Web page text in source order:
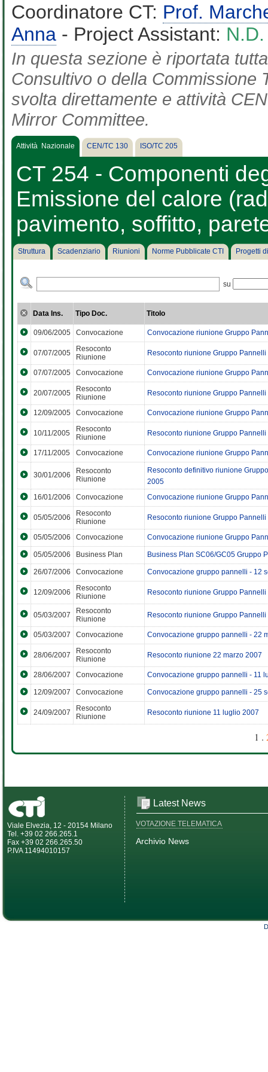
Coordinatore CT: Prof.
Anna - Project Assistant: N.D.
In questa sezione è riportata
Consultivo o della Commissione
svolta direttamente e attività
Mirror Committee.
Attività Nazionale CEN/TC 130 ISO/TC 205
CT 254 - Componenti
Emissione del calore
pavimento, soffitto,
Struttura Scadenziario Riunioni Norme Pubblicate CTI Progetti
su
Data Ins. Tipo Doc. Titolo
09/06/2005 Convocazione Convocazione riunione Gruppo
07/07/2005
Resoconto
Riunione
Resoconto riunione Gruppo
07/07/2005 Convocazione Convocazione riunione Gruppo
20/07/2005
Resoconto
Riunione
Resoconto riunione Gruppo
12/09/2005 Convocazione Convocazione riunione Gruppo
10/11/2005
Resoconto
Riunione
Resoconto riunione Gruppo
17/11/2005 Convocazione Convocazione riunione Gruppo
30/01/2006
Resoconto
Riunione
Resoconto definitivo riunione
2005
16/01/2006
Convocazione Convocazione riunione Gruppo
05/05/2006
Resoconto
Riunione
Resoconto riunione Gruppo
05/05/2006 Convocazione Convocazione riunione Gruppo
05/05/2006 Business Plan Business Plan SC06/GC05 Gruppo
26/07/2006 Convocazione Convocazione gruppo pannelli - 12
12/09/2006
Resoconto
Riunione
Resoconto riunione Gruppo
05/03/2007
Resoconto
Riunione
Resoconto riunione Gruppo
05/03/2007 Convocazione Convocazione gruppo pannelli - 22
28/06/2007
Resoconto
Riunione
Resoconto riunione 22 marzo 2007
28/06/2007 Convocazione Convocazione gruppo pannelli - 11
12/09/2007 Convocazione Convocazione gruppo pannelli - 25
24/09/2007
Resoconto
Riunione
Resoconto riunione 11 luglio 2007
1 .
Viale Elvezia, 12 - 20154 Milano
Tel. +39 02 266.265.1
Fax +39 02 266.265.50
P.IVA 11494010157
Latest News
VOTAZIONE TELEMATICA
Archivio News